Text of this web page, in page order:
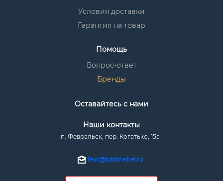
Условия доставки
Гарантия на товар
Помощь
Вопрос-ответ
Бренды
Оставайтесь с нами
Наши контакты
п. Февральск, пер. Когатько, 15а
fevr@kddmebel.ru